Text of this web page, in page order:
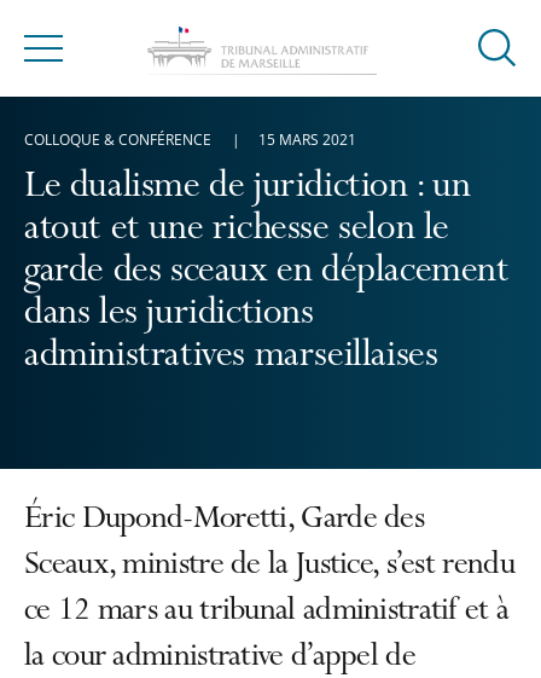
Menu
Ouvrir
Le dualisme de juridiction : un
atout et une richesse selon le
garde des sceaux en déplacement
dans les juridictions
administratives marseillaises
COLLOQUE & CONFÉRENCE 15 MARS 2021
Éric Dupond-Moretti, Garde des
Sceaux, ministre de la Justice, s’est rendu
ce 12 mars au tribunal administratif et à
la cour administrative d’appel de